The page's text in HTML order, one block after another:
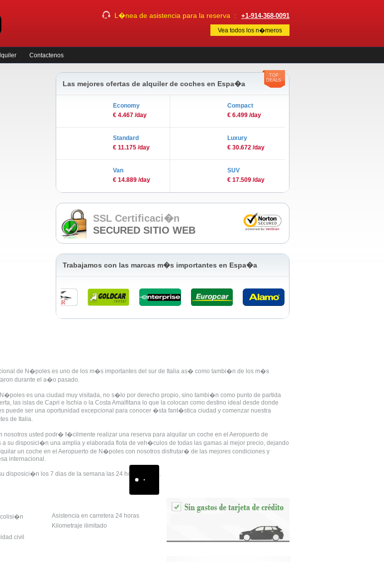
L�nea de asistencia para la reserva : +1-914-368-0091
Vea todos los n�meros
Contactenos
TOP
DEALS
Las mejores ofertas de alquiler de coches en Espa�a
Economy
€ 4.467 /day
Compact
€ 6.499 /day
Standard
€ 11.175 /day
Luxury
€ 30.672 /day
Van
€ 14.889 /day
SUV
€ 17.509 /day
SSL Certificaci�n
SECURED SITIO WEB
Trabajamos con las marcas m�s importantes en Espa�a
de N�poles es uno de los m�s importantes del sur de Italia as� como tambi�n de los m�s
durante el a�o pasado.
es una ciudad muy visitada, no s�lo por derecho propio, sino tambi�n como punto de partida
las islas de Capri e Ischia o la Costa Amalfitana lo que la colocan como destino ideal desde donde
puede ser una oportunidad excepcional para conocer �sta fant�stica ciudad y comenzar nuestra
de Italia.
usted podr� f�cilmente realizar una reserva para alquilar un coche en el Aeropuerto de
su disposici�n una amplia y elaborada flota de veh�culos de todas las gamas al mejor precio, dejando
un coche en el Aeropuerto de N�poles con nosotros disfrutar� de las mejores condiciones y
internacional.
disposici�n los 7 dias de la semana las 24 horas del dia.
civil
Asistencia en carretera 24 horas
Kilometraje ilimitado